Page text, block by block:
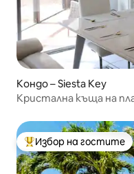
Кондо – Siesta Key
Кристална къща на
Най-популярен избор
Избор на гостите